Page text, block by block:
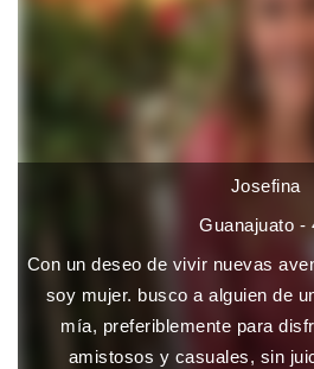
Josefina
Guanajuato -
Con un deseo de vivir nuevas
soy mujer. busco a alguien de
mía, preferiblemente para
amistosos y casuales, sin